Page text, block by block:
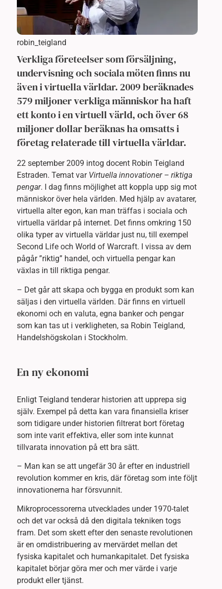
robin_teigland
Verkliga företeelser som försäljning,
undervisning och sociala möten finns nu
även i virtuella världar. 2009 beräknades
579 miljoner verkliga människor ha haft
ett konto i en virtuell värld, och över 68
miljoner dollar beräknas ha omsatts i
företag relaterade till virtuella världar.
22 september 2009 intog docent Robin Teigland
Estraden. Temat var Virtuella innovationer – riktiga
pengar. I dag finns möjlighet att koppla upp sig mot
människor över hela världen. Med hjälp av avatarer,
virtuella alter egon, kan man träffas i sociala och
virtuella världar på internet. Det finns omkring 150
olika typer av virtuella världar just nu, till exempel
Second Life och World of Warcraft. I vissa av dem
pågår ”riktig” handel, och virtuella pengar kan
växlas in till riktiga pengar.
– Det går att skapa och bygga en produkt som kan
säljas i den virtuella världen. Där finns en virtuell
ekonomi och en valuta, egna banker och pengar
som kan tas ut i verkligheten, sa Robin Teigland,
Handelshögskolan i Stockholm.
En ny ekonomi
Enligt Teigland tenderar historien att upprepa sig
själv. Exempel på detta kan vara finansiella kriser
som tidigare under historien filtrerat bort företag
som inte varit effektiva, eller som inte kunnat
tillvarata innovation på ett bra sätt.
– Man kan se att ungefär 30 år efter en industriell
revolution kommer en kris, där företag som inte följt
innovationerna har försvunnit.
Mikroprocessorerna utvecklades under 1970-talet
och det var också då den digitala tekniken togs
fram. Det som skett efter den senaste revolutionen
är en omdistribuering av mervärdet mellan det
fysiska kapitalet och humankapitalet. Det fysiska
kapitalet börjar göra mer och mer värde i varje
produkt eller tjänst.